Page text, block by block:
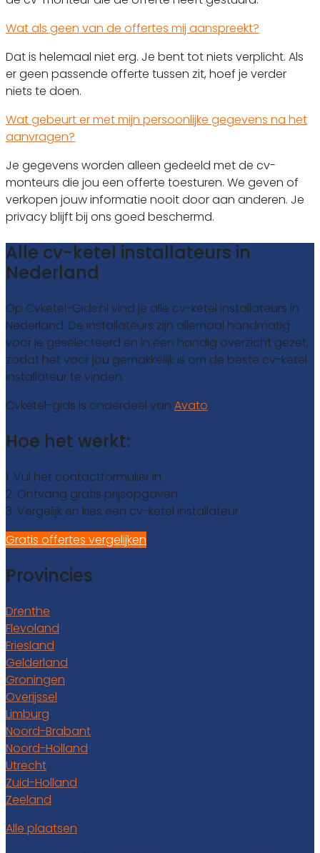
Wat als geen van de offertes mij aanspreekt?
Dat is helemaal niet erg. Je bent tot niets verplicht. Als
er geen passende offerte tussen zit, hoef je verder
niets te doen.
Wat gebeurt er met mijn persoonlijke gegevens na het
aanvragen?
Je gegevens worden alleen gedeeld met de cv-
monteurs die jou een offerte toesturen. We geven of
verkopen jouw informatie nooit door aan anderen. Je
privacy blijft bij ons goed beschermd.
Alle cv-ketel installateurs in
Nederland
Op Cvketel-Gids.nl vind je alle cv-ketel installateurs in
Nederland. De installateurs zijn allemaal handmatig
voor je geselecteerd en in een handig overzicht gezet,
zodat het voor jou gemakkelijk is om de beste cv-ketel
installateur te vinden.
Cvketel-gids is onderdeel van Avato
Hoe het werkt:
1. Vul het contactformulier in
2. Ontvang gratis prijsopgaven
3. Vergelijk en kies een cv-ketel installateur
Gratis offertes vergelijken
Provincies
Drenthe
Flevoland
Friesland
Gelderland
Groningen
Overijssel
Limburg
Noord-Brabant
Noord-Holland
Utrecht
Zuid-Holland
Zeeland
Alle plaatsen